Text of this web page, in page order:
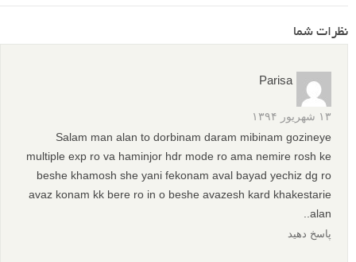
نظرات شما
Parisa
۱۳ شهریور ۱۳۹۴
Salam man alan to dorbinam daram mibinam gozineye
multiple exp ro va haminjor hdr mode ro ama nemire rosh ke
beshe khamosh she yani fekonam aval bayad yechiz dg ro
avaz konam kk bere ro in o beshe avazesh kard khakestarie
alan..
پاسخ دهید